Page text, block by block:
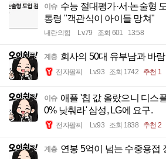
이슈 수능 절대평가·서·논술형
통령 "객관식이 아이들 망쳐"
내란의힘 Lv.79 조회 601 13:58
계층 회사의 50대 유부남과 바
전자팔찌 Lv.93 조회 1742 추천 1
이슈 애플 '칩 값 올랐으니 디스
0% 낮춰라' 삼성, LG에 요구.
전자팔찌 Lv.93 조회 1838 추천 2
계층 연봉 5억이 넘는 수중용접